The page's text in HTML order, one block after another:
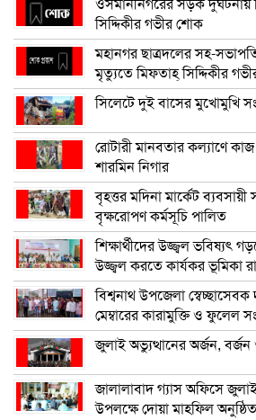
ওসমানীনগরের সড়ক দুর্ঘটনায়
সিদ্দিকীর গভীর শোক
মহানগর ছাত্রদলের সহ-
মৃত্যুতে মিফতাহ্ সিদ্দিকীর
সিলেটে দুই বাসের মুখোমুখি
রোটারী মানবতার কল্যাণে
শারমিন নিগার
বৃহত্তর মদিনা মার্কেট
বৃক্ষরোপণ কর্মসূচি পালিত
শিক্ষার্থীদের উজ্জ্বল ভবিষ্যৎ
উজ্জ্বল করতে কার্যকর ভূমিকা
বিশ্বনাথ উপজেলা
মেম্বারের কারামুক্তি ও ফুলেল
জুলাই অভ্যুত্থানের অর্জন, বর্জন
জালালাবাদ গ্যাস অফিসে
উপলক্ষে দোয়া মাহফিল অনুষ্ঠিত